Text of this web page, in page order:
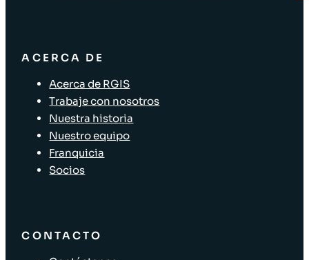
ACERCA DE
Acerca de RGIS
Trabaje con nosotros
Nuestra historia
Nuestro equipo
Franquicia
Socios
CONTACTO